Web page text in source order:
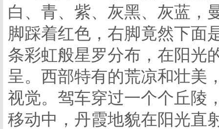
白、青、紫、灰黑、灰蓝，
脚踩着红色，右脚竟然下面
条彩虹般星罗分布，在阳光
呈。西部特有的荒凉和壮美
视觉。驾车穿过一个个丘陵
移动中，丹霞地貌在阳光直